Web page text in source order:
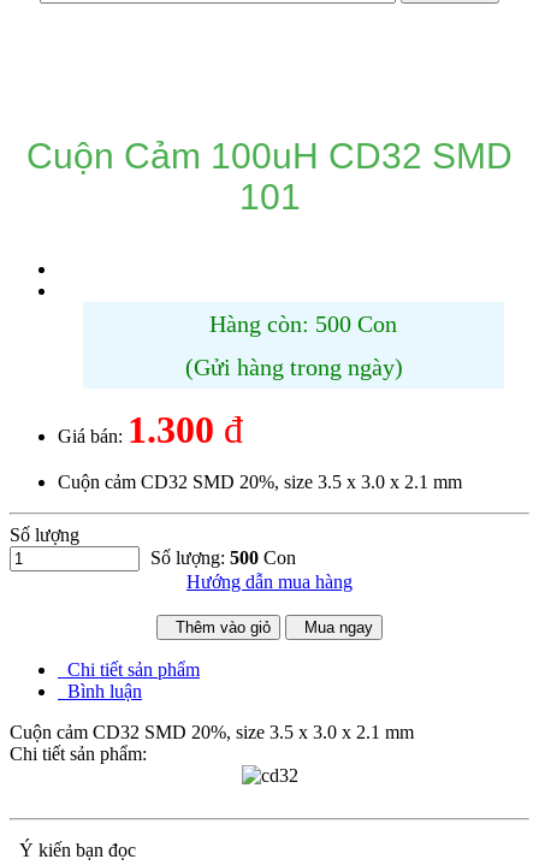
Cuộn Cảm 100uH CD32 SMD
101
Hàng còn: 500 Con
(Gửi hàng trong ngày)
Giá bán: 1.300 đ
Cuộn cảm CD32 SMD 20%, size 3.5 x 3.0 x 2.1 mm
Số lượng
Số lượng: 500 Con
Hướng dẫn mua hàng
Thêm vào giỏ Mua ngay
Chi tiết sản phẩm
Bình luận
Cuộn cảm CD32 SMD 20%, size 3.5 x 3.0 x 2.1 mm
Chi tiết sản phẩm:
Ý kiến bạn đọc